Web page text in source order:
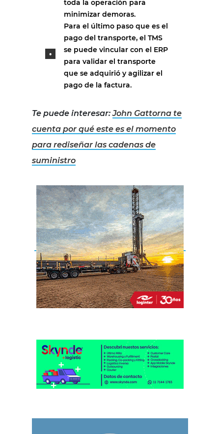
toda la operación para
minimizar demoras.
Para el último paso que es el
pago del transporte, el TMS
se puede vincular con el ERP
para validar el transporte
que se adquirió y agilizar el
pago de la factura.
Te puede interesar: John Gattorna te
cuenta por qué este es el momento
para rediseñar las cadenas de
suministro